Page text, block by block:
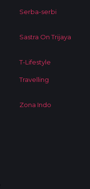
Serba-serbi
Sastra On Trijaya
T-Lifestyle
Travelling
Zona Indo